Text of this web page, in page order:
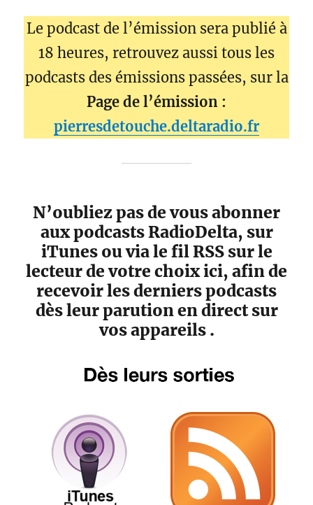
Le podcast de l’émission sera publié à
18 heures, retrouvez aussi tous les
podcasts des émissions passées, sur la
Page de l’émission :
pierresdetouche.deltaradio.fr
N’oubliez pas de vous abonner
aux podcasts RadioDelta, sur
iTunes ou via le fil RSS sur le
lecteur de votre choix ici, afin de
recevoir les derniers podcasts
dès leur parution en direct sur
vos appareils .